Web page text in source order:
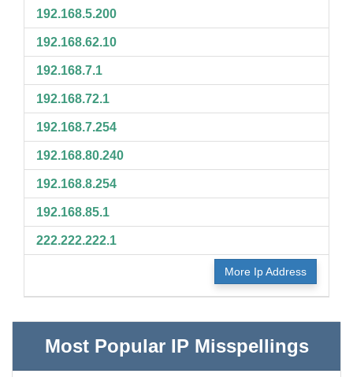
192.168.5.200
192.168.62.10
192.168.7.1
192.168.72.1
192.168.7.254
192.168.80.240
192.168.8.254
192.168.85.1
222.222.222.1
More Ip Address
Most Popular IP Misspellings